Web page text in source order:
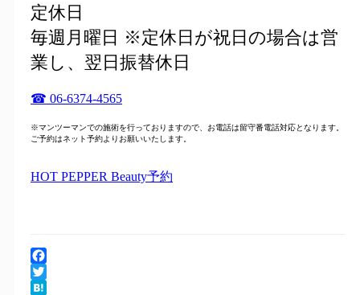
定休日
毎週月曜日 ※定休日が祝日の場合は営
業し、翌日振替休日
☎ 06-6374-4565
※マンツーマンでの施術を行っておりますので、お電話は留守番電話対応となります。
ご予約はネット予約よりお願いいたします。
HOT PEPPER Beauty予約
Facebook
Twitter